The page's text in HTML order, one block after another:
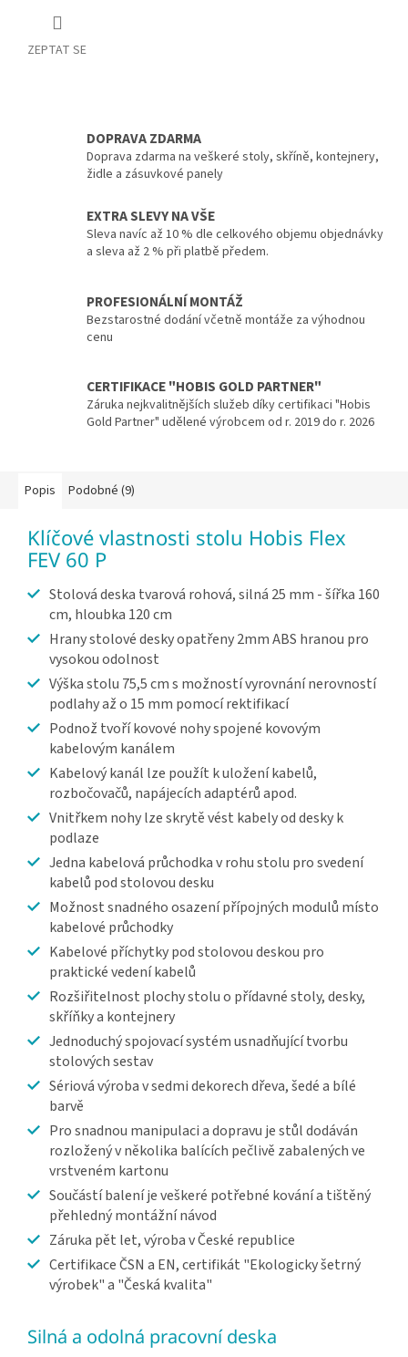
ZEPTAT SE
DOPRAVA ZDARMA
Doprava zdarma na veškeré stoly, skříně, kontejnery,
židle a zásuvkové panely
EXTRA SLEVY NA VŠE
Sleva navíc až 10 % dle celkového objemu objednávky
a sleva až 2 % při platbě předem.
PROFESIONÁLNÍ MONTÁŽ
Bezstarostné dodání včetně montáže za výhodnou
cenu
CERTIFIKACE "HOBIS GOLD PARTNER"
Záruka nejkvalitnějších služeb díky certifikaci "Hobis
Gold Partner" udělené výrobcem od r. 2019 do r. 2026
Popis Podobné (9)
Klíčové vlastnosti stolu Hobis Flex
FEV 60 P
Stolová deska tvarová rohová, silná 25 mm - šířka 160
cm, hloubka 120 cm
Hrany stolové desky opatřeny 2mm ABS hranou pro
vysokou odolnost
Výška stolu 75,5 cm s možností vyrovnání nerovností
podlahy až o 15 mm pomocí rektifikací
Podnož tvoří kovové nohy spojené kovovým
kabelovým kanálem
Kabelový kanál lze použít k uložení kabelů,
rozbočovačů, napájecích adaptérů apod.
Vnitřkem nohy lze skrytě vést kabely od desky k
podlaze
Jedna kabelová průchodka v rohu stolu pro svedení
kabelů pod stolovou desku
Možnost snadného osazení přípojných modulů místo
kabelové průchodky
Kabelové příchytky pod stolovou deskou pro
praktické vedení kabelů
Rozšiřitelnost plochy stolu o přídavné stoly, desky,
skříňky a kontejnery
Jednoduchý spojovací systém usnadňující tvorbu
stolových sestav
Sériová výroba v sedmi dekorech dřeva, šedé a bílé
barvě
Pro snadnou manipulaci a dopravu je stůl dodáván
rozložený v několika balících pečlivě zabalených ve
vrstveném kartonu
Součástí balení je veškeré potřebné kování a tištěný
přehledný montážní návod
Záruka pět let, výroba v České republice
Certifikace ČSN a EN, certifikát "Ekologicky šetrný
výrobek" a "Česká kvalita"
Silná a odolná pracovní deska